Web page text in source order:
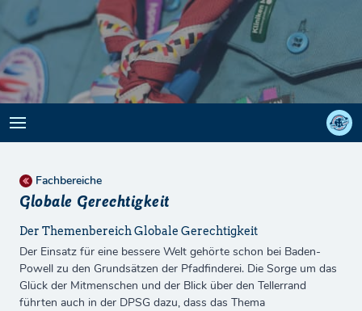
Fachbereiche
Globale Gerechtigkeit
Der Themenbereich Globale Gerechtigkeit
Der Einsatz für eine bessere Welt gehörte schon bei Baden-
Powell zu den Grundsätzen der Pfadfinderei. Die Sorge um das
Glück der Mitmenschen und der Blick über den Tellerrand
führten auch in der DPSG dazu, dass das Thema